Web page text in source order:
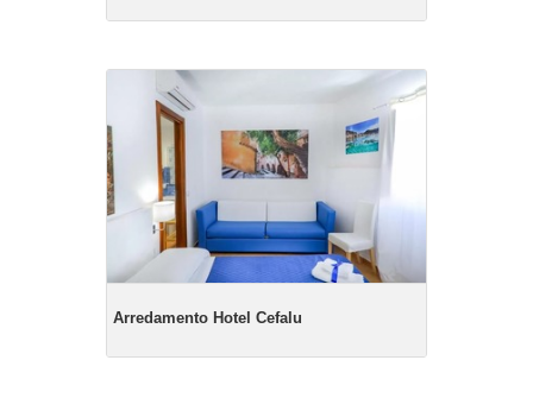
Arredamento Hotel Cefalu